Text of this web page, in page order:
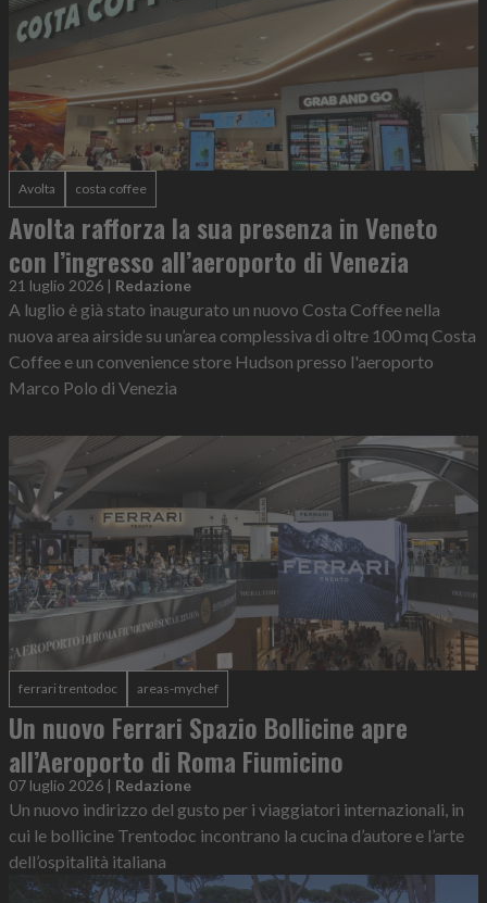
Avolta costa coffee
Avolta rafforza la sua presenza in Veneto
con l’ingresso all’aeroporto di Venezia
21 luglio 2026 | Redazione
A luglio è già stato inaugurato un nuovo Costa Coffee nella
nuova area airside su un’area complessiva di oltre 100 mq Costa
Coffee e un convenience store Hudson presso l'aeroporto
Marco Polo di Venezia
ferrari trentodoc areas-mychef
Un nuovo Ferrari Spazio Bollicine apre
all’Aeroporto di Roma Fiumicino
07 luglio 2026 | Redazione
Un nuovo indirizzo del gusto per i viaggiatori internazionali, in
cui le bollicine Trentodoc incontrano la cucina d’autore e l’arte
dell’ospitalità italiana